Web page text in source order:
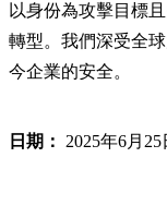
以身份為攻擊目標
轉型。我們深受全
今企業的安全。
日期： 2025年6月25